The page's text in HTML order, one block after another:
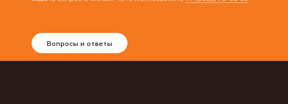
Вопросы и ответы